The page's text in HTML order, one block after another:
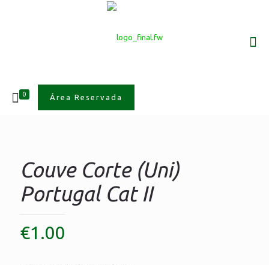
0 Área Reservada
Couve Corte (Uni)
Portugal Cat II
€1.00